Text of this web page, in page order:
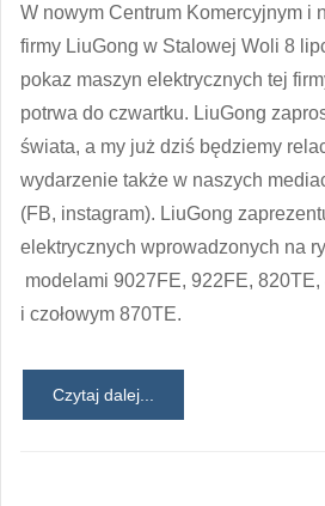
W nowym Centrum Komercyjnym i
firmy LiuGong w Stalowej Woli 8
pokaz maszyn elektrycznych tej
potrwa do czwartku. LiuGong
świata, a my już dziś będziemy
wydarzenie także w naszych
(FB, instagram). LiuGong
elektrycznych wprowadzonych na
modelami 9027FE, 922FE, 820TE,
i czołowym 870TE.
Czytaj dalej...